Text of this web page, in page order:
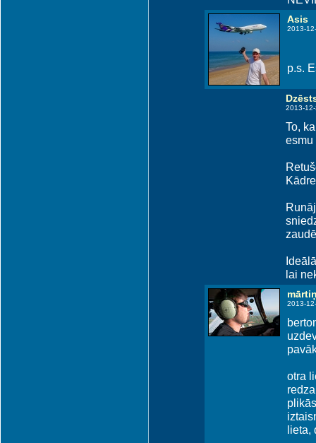
Asis
2013-
p.s.
2013-
To,
esmu
lai
2013-
otra
lieta,